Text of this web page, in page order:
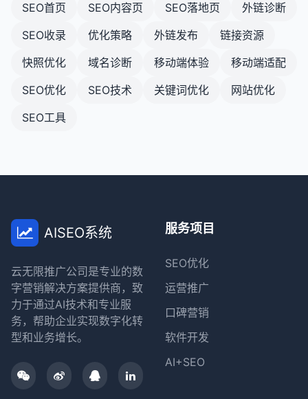
SEO首页
SEO内容页 SEO落地页
外链诊断
SEO收录
优化策略 外链发布
链接资源
快照优化
域名诊断 移动端体验
移动端适配
SEO优化
SEO技术 关键词优化
网站优化
SEO工具
AISEO系统
云无限推广公司是专业的数
字营销解决方案提供商，致
力于通过AI技术和专业服
务，帮助企业实现数字化转
型和业务增长。
服务项目
SEO优化
运营推广
口碑营销
软件开发
AI+SEO